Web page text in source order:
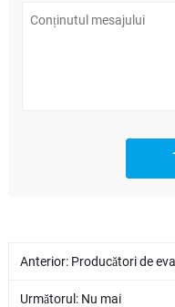
Anterior: Producători de
Următorul: Nu mai